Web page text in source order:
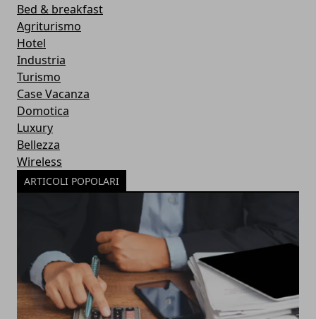
Bed & breakfast
Agriturismo
Hotel
Industria
Turismo
Case Vacanza
Domotica
Luxury
Bellezza
Wireless
ARTICOLI POPOLARI